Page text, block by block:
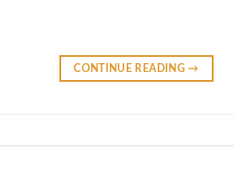
CONTINUE READING→